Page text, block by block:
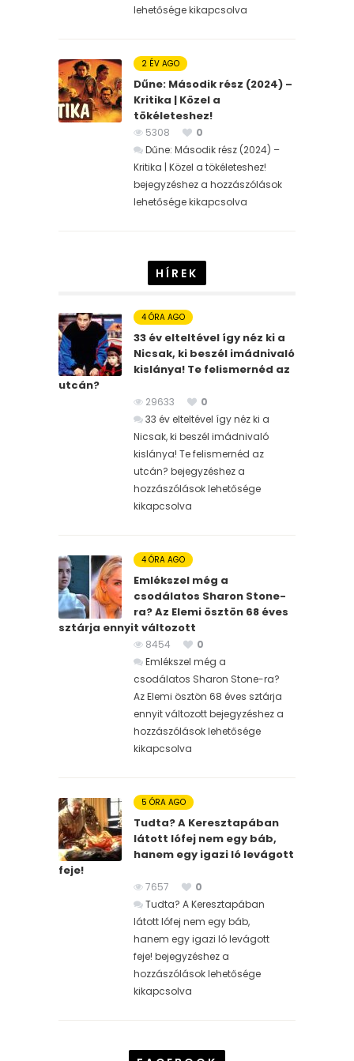
lehetősége kikapcsolva
2 ÉV AGO
Dűne: Második rész (2024) –
Kritika | Közel a
tökéleteshez!
5308
0
Dűne: Második rész (2024) –
Kritika | Közel a tökéleteshez!
bejegyzéshez a hozzászólások
lehetősége kikapcsolva
HÍREK
4 ÓRA AGO
33 év elteltével így néz ki a
Nicsak, ki beszél imádnivaló
kislánya! Te felismernéd az
utcán?
29633
0
33 év elteltével így néz ki a
Nicsak, ki beszél imádnivaló
kislánya! Te felismernéd az
utcán? bejegyzéshez a
hozzászólások lehetősége
kikapcsolva
4 ÓRA AGO
Emlékszel még a
csodálatos Sharon Stone-
ra? Az Elemi ösztön 68 éves
sztárja ennyit változott
8454
0
Emlékszel még a
csodálatos Sharon Stone-ra?
Az Elemi ösztön 68 éves sztárja
ennyit változott bejegyzéshez a
hozzászólások lehetősége
kikapcsolva
5 ÓRA AGO
Tudta? A Keresztapában
látott lófej nem egy báb,
hanem egy igazi ló levágott
feje!
7657
0
Tudta? A Keresztapában
látott lófej nem egy báb,
hanem egy igazi ló levágott
feje! bejegyzéshez a
hozzászólások lehetősége
kikapcsolva